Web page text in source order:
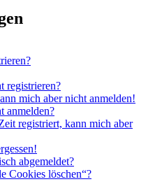
registrieren?
mich aber nicht anmelden!
anmelden?
registriert, kann mich aber
abgemeldet?
Cookies löschen“?